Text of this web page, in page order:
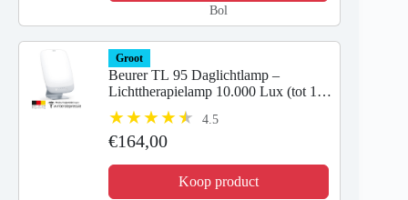
Bol
Groot
Beurer TL 95 Daglichtlamp –
Lichttherapielamp 10.000 Lux (tot 14
000 Lux op 20 cm)– Medisch
Gecertificeerd – SunLike® LED –
Groot Verlichtingsoppervlak 37×30...
4.5
€164,00
Koop product